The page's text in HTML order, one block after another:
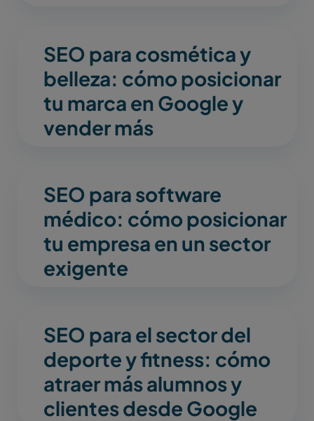
SEO para cosmética y
belleza: cómo posicionar
tu marca en Google y
vender más
SEO para software
médico: cómo posicionar
tu empresa en un sector
exigente
SEO para el sector del
deporte y fitness: cómo
atraer más alumnos y
clientes desde Google